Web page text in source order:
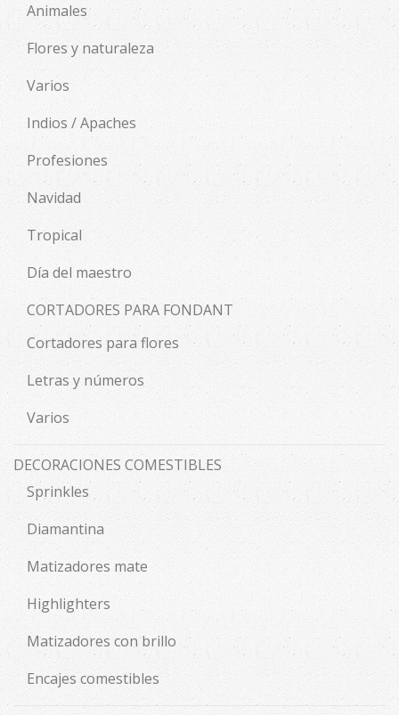
Animales
Flores y naturaleza
Varios
Indios / Apaches
Profesiones
Navidad
Tropical
Día del maestro
CORTADORES PARA FONDANT
Cortadores para flores
Letras y números
Varios
DECORACIONES COMESTIBLES
Sprinkles
Diamantina
Matizadores mate
Highlighters
Matizadores con brillo
Encajes comestibles